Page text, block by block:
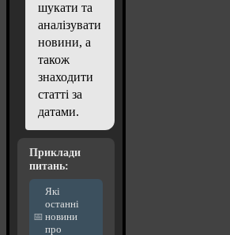
шукати та
аналізувати
новини, а
також
знаходити
статті за
датами.
Приклади
питань:
Які
останні
новини
про